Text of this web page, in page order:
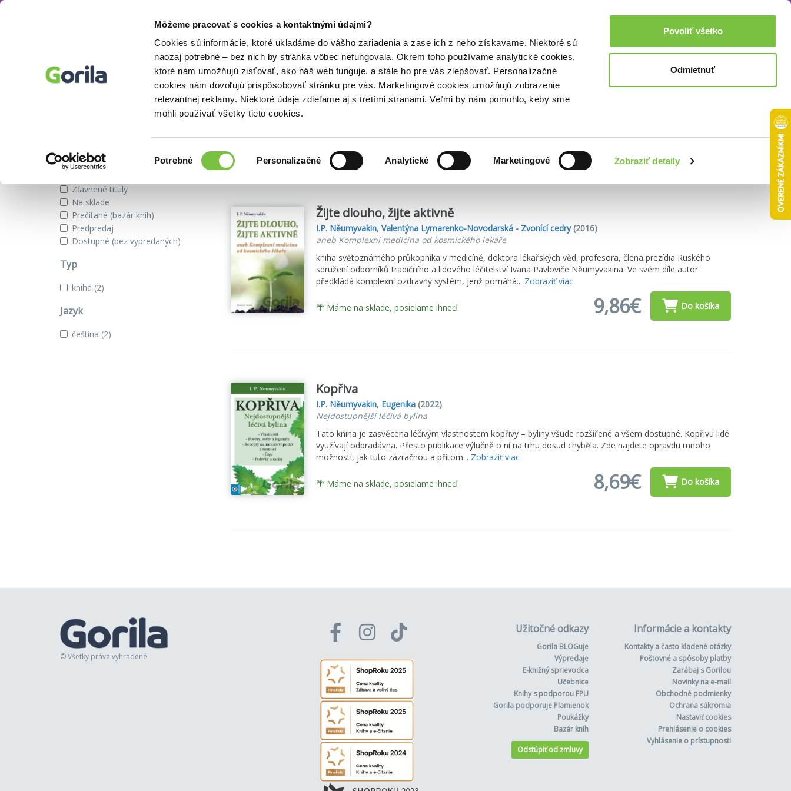
Môžeme pracovať s cookies a kontaktnými údajmi?
Cookies sú informácie, ktoré ukladáme do vášho zariadenia a zase ich z neho získavame. Niektoré sú
naozaj potrebné – bez nich by stránka vôbec nefungovala. Okrem toho používame analytické cookies,
ktoré nám umožňujú zisťovať, ako náš web funguje, a stále ho pre vás zlepšovať. Personalizačné
cookies nám dovoľujú prispôsobovať stránku pre vás. Marketingové cookies umožňujú zobrazenie
relevantnej reklamy. Niektoré údaje zdieľame aj s tretími stranami. Veľmi by nám pomohlo, keby sme
mohli používať všetky tieto cookies.
súhlasu
Potrebné Personalizačné Analytické Marketingové Zobraziť detaily
Povoliť všetko
Odmietnuť
Doplnky Prihlásenie 0,00€
I.P. Něumyvakin Akcie a zľavy
Knihy autora I.P. Něumyvakin
Zobraziť iba
Zľavnené tituly
Na sklade
Prečítané (bazár kníh)
Predpredaj
Dostupné (bez vypredaných)
Typ
kniha (2)
Jazyk
čeština (2)
Našli sme Zoradiť podľa:
Žijte dlouho, žijte aktivně
I.P. Něumyvakin, Valentýna Lymarenko-Novodarská - Zvonící cedry(2016)
aneb Komplexní medicína od kosmického lekáře
kniha světoznámého průkopníka v medicíně, doktora lékařských věd, profesora, člena prezídia Ruského
sdružení odborníků tradičního a lidového léčitelství Ivana Pavloviče Něumyvakina. Ve svém díle autor
předkládá komplexní ozdravný systém, jenž pomáhá... Zobraziť viac
🌴 Máme na sklade, posielame ihneď. 9,86€ Do košíka
Kopřiva
I.P. Něumyvakin, Eugenika(2022)
Nejdostupnější léčivá bylina
Tato kniha je zasvěcena léčivým vlastnostem kopřivy – byliny všude rozšířené a všem dostupné. Kopřivu lidé
využívají odpradávna. Přesto publikace výlučně o ní na trhu dosud chyběla. Zde najdete opravdu mnoho
možností, jak tuto zázračnou a přitom... Zobraziť viac
🌴 Máme na sklade, posielame ihneď. 8,69€ Do košíka
© Všetky práva vyhradené
Užitočné odkazy
Gorila BLOGuje
Výpredaje
E-knižný sprievodca
Učebnice
Knihy s podporou FPU
Gorila podporuje Plamienok
Poukážky
Bazár kníh
Odstúpiť od zmluvy
Informácie a kontakty
Kontakty a často kladené otázky
Poštovné a spôsoby platby
Zarábaj s Gorilou
Novinky na e-mail
Obchodné podmienky
Ochrana súkromia
Nastaviť cookies
Prehlásenie o cookies
Vyhlásenie o prístupnosti